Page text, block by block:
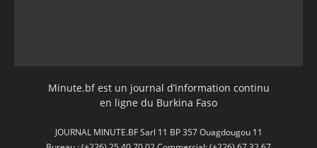
Minute.bf est un journal d’information continu
en ligne du Burkina Faso
JOURNAL MINUTE.BF Sarl 11 BP 357 Ouagdougou 11